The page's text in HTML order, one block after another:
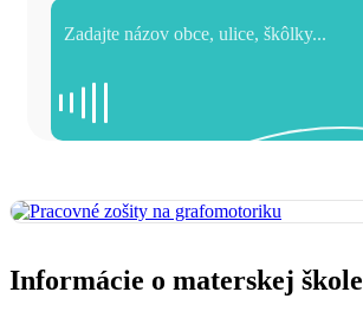
Informácie o materskej škole